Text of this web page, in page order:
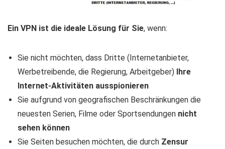
Ein VPN ist die ideale Lösung für Sie, wenn:
Sie nicht möchten, dass Dritte (Internetanbieter,
Werbetreibende, die Regierung, Arbeitgeber) Ihre
Internet-Aktivitäten ausspionieren
Sie aufgrund von geografischen Beschränkungen die
neuesten Serien, Filme oder Sportsendungen nicht
sehen können
Sie Seiten besuchen möchten, die durch Zensur